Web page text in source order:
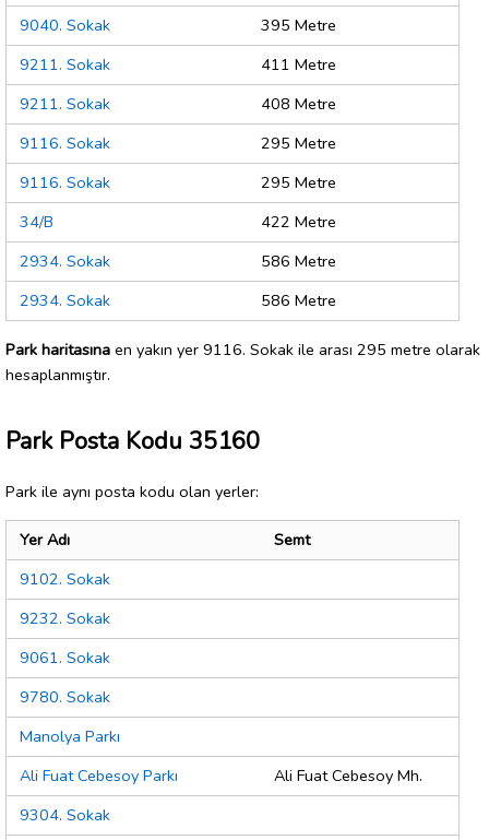
9040. Sokak
395 Metre
9211. Sokak
411 Metre
9211. Sokak
408 Metre
9116. Sokak
295 Metre
9116. Sokak
295 Metre
34/B
422 Metre
2934. Sokak
586 Metre
2934. Sokak
586 Metre
Park haritasına en yakın yer 9116. Sokak ile arası 295 metre olarak
hesaplanmıştır.
Park Posta Kodu 35160
Park ile aynı posta kodu olan yerler:
Yer Adı
Semt
9102. Sokak
9232. Sokak
9061. Sokak
9780. Sokak
Manolya Parkı
Ali Fuat Cebesoy Parkı
Ali Fuat Cebesoy Mh.
9304. Sokak